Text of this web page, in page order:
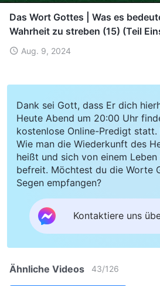
Das Wort Gottes | Was es
Wahrheit zu streben (15) (Teil
Aug. 9, 2024
Dank sei Gott, dass Er dich
Heute Abend um 20:00 Uhr
kostenlose Online-Predigt statt.
Wie man die Wiederkunft des
heißt und sich von einem
befreit. Möchtest du die Worte
Segen empfangen?
Kontaktiere uns
Ähnliche Videos 43/126